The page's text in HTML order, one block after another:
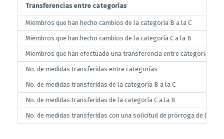
Transferencias entre categorías
Miembros que han hecho cambios de la categoría B a la C
Miembros que han hecho cambios de la categoría C a la B
Miembros que han efectuado una transferencia entre categorías
No. de medidas transferidas entre categorías
No. de medidas transferidas de la categoría B a la C
No. de medidas transferidas de la categoría C a la B
No. de medidas transferidas con una solicitud de prórroga de las